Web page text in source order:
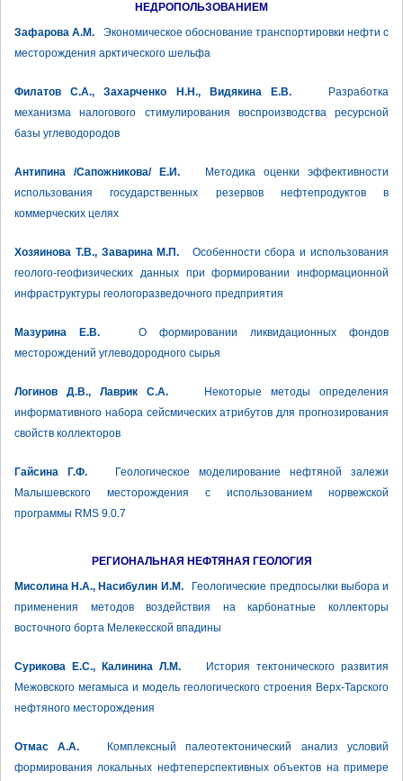
НЕДРОПОЛЬЗОВАНИЕМ
Зафарова А.М. Экономическое обоснование транспортировки нефти с
месторождения арктического шельфа
Филатов С.А., Захарченко Н.Н., Видякина Е.В.
Разработка
механизма налогового стимулирования воспроизводства ресурсной
базы углеводородов
Антипина /Сапожникова/ Е.И. Методика оценки эффективности
использования государственных резервов нефтепродуктов в
коммерческих целях
Хозяинова Т.В., Заварина М.П. Особенности сбора и использования
геолого-геофизических данных при формировании информационной
инфраструктуры геологоразведочного предприятия
Мазурина Е.В. О формировании ликвидационных фондов
месторождений углеводородного сырья
Логинов Д.В., Лаврик С.А.
Некоторые методы определения
информативного набора сейсмических атрибутов для прогнозирования
свойств коллекторов
Гайсина Г.Ф. Геологическое моделирование нефтяной залежи
Малышевского месторождения с использованием норвежской
программы RMS 9.0.7
РЕГИОНАЛЬНАЯ НЕФТЯНАЯ ГЕОЛОГИЯ
Мисолина Н.А., Насибулин И.М.Геологические предпосылки выбора и
применения методов воздействия на карбонатные коллекторы
восточного борта Мелекесской впадины
Сурикова Е.С., Калинина Л.М.
История тектонического развития
Межовского мегамыса и модель геологического строения Верх-Тарского
нефтяного месторождения
Отмас А.А. Комплексный палеотектонический анализ условий
формирования локальных нефтеперспективных объектов на примере